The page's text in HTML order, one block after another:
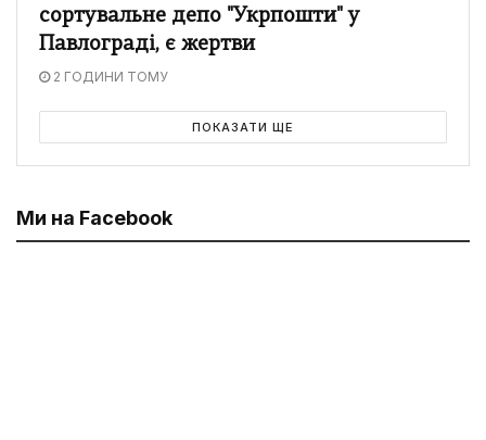
сортувальне депо "Укрпошти" у
Павлограді, є жертви
2 ГОДИНИ ТОМУ
ПОКАЗАТИ ЩЕ
Ми на Facebook